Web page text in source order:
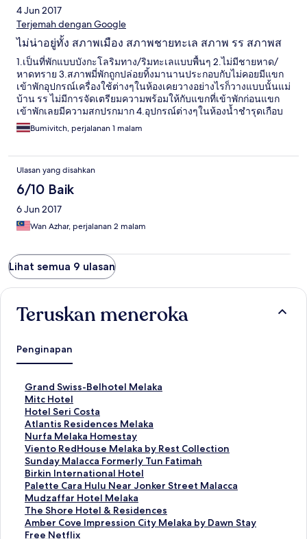
4 Jun 2017
Terjemah dengan Google
ไม่น่าอยู่ทั้ง สภาพเมือง สภาพชายทะเล สภาพ รร สภาพส
1.เป็นที่พักแบบบังกะโลริมทาง/ริมทะเลแบบพื้นๆ 2.ไม่มีชายหาด/
หาดทราย 3.สภาพมี่พักถูกปล่อยทิ้งมานานประกอบกับไม่คอยมีแขก
เข้าพักอุปกรณ์เครื่องใช้ต่างๆในห้องเคยวางอย่างไรก็วางแบบนั้นแม่
บ้าน รร ไม่มีการจัดเตรียมความพร้อมให้กับแขกที่เข้าพักก่อนแขก
เข้าพักเลยมีความสกปรกมาก 4.อุปกรณ์ต่างๆในห้องน้ำชำรุดเกือบ
ทุกอย่าง โชคดีที่จองเพียง 1 วัน อีกหลายวันเลยไปเข้าพักที่ รร อื่นๆ
5.ไม่มีไวไฟทั่ว รร ยกเว้น ที่ห้องอาหาร(แต่ก็ไม่แรง) เจตนาของ รร
อาหารที่ แย่สุดสุด ราคาน่าเกลียดสุดสุด 6.จอดรถได้ที่หน้าห้องพัก
แต่ถนนแคบมาก เดินหน้าเข้าไปแต่เวลาออกต้องถอยหลังออกและมี
โอกาสที่จะชนรั้วกั้นที่ี่ไม่ทราบว่จะทำรั้วกั้นไปทำไมให้เกะกะเปล่าๆ
จอดรถหน้าห้องพักแต่รถคันอื่นก็จะสัญจรลำบากมาก
Bumivitch, perjalanan 1 malam
Ulasan yang disahkan
6/10 Baik
6 Jun 2017
Wan Azhar, perjalanan 2 malam
Lihat semua 9 ulasan
Teruskan meneroka
Penginapan
Grand Swiss-Belhotel Melaka
P
a
u
t
a
n
S
t
a
n
d
a
r
Mitc Hotel
P
a
u
t
a
n
S
t
a
n
d
a
Hotel Seri Costa
P
a
u
t
a
n
S
t
a
n
d
Atlantis Residences Melaka
P
a
u
t
a
n
S
t
a
n
Nurfa Melaka Homestay
P
a
u
t
a
n
S
t
a
Viento RedHouse Melaka by Rest Collection
P
a
u
t
a
n
S
t
Sunday Malacca Formerly Tun Fatimah
P
a
u
t
a
n
S
Birkin International Hotel
P
a
u
t
a
n
Palette Cara Hulu Near Jonker Street Malacca
P
a
u
t
a
Mudzaffar Hotel Melaka
P
a
u
t
The Shore Hotel & Residences
P
a
u
Amber Cove Impression City Melaka by Dawn Stay
Free Netflix
P
a